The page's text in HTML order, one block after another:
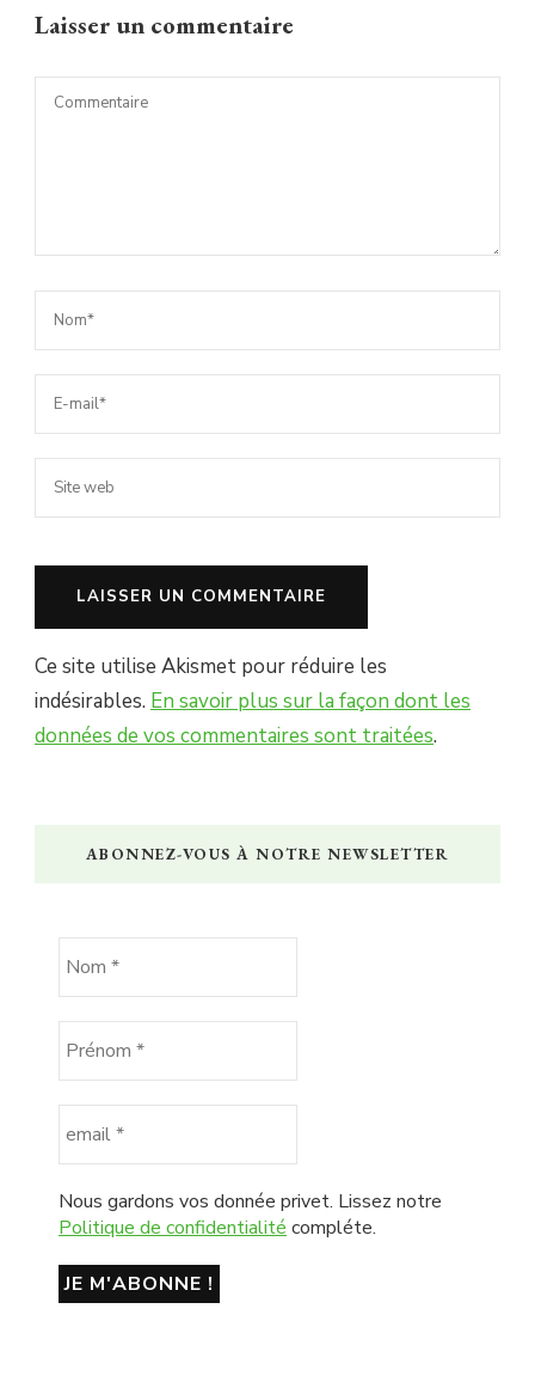
Laisser un commentaire
Ce site utilise Akismet pour réduire les
indésirables. En savoir plus sur la façon dont les
données de vos commentaires sont traitées.
ABONNEZ-VOUS À NOTRE NEWSLETTER
Nous gardons vos donnée privet. Lissez notre
Politique de confidentialité compléte.